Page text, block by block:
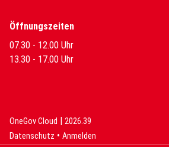
Öffnungszeiten
07.30 - 12.00 Uhr
13.30 - 17.00 Uhr
OneGov Cloud (External Link)
| 2026.39
Datenschutz (External Link)
Anmelden